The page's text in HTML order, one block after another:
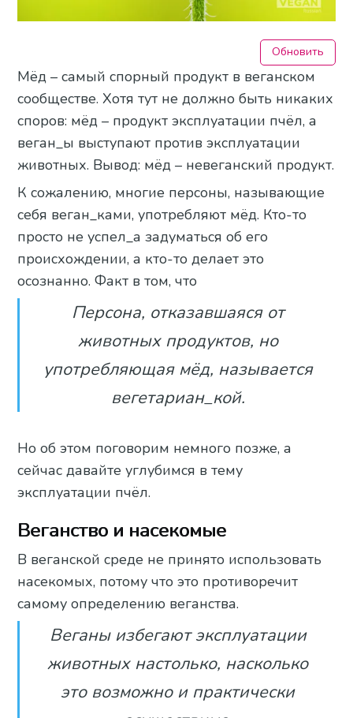
Обновить
Мёд – самый спорный продукт в веганском
сообществе. Хотя тут не должно быть никаких
споров: мёд – продукт эксплуатации пчёл, а
веган_ы выступают против эксплуатации
животных. Вывод: мёд – невеганский продукт.
К сожалению, многие персоны, называющие
себя веган_ками, употребляют мёд. Кто-то
просто не успел_а задуматься об его
происхождении, а кто-то делает это
осознанно. Факт в том, что
Персона, отказавшаяся от
животных продуктов, но
употребляющая мёд, называется
вегетариан_кой.
Но об этом поговорим немного позже, а
сейчас давайте углубимся в тему
эксплуатации пчёл.
Веганство и насекомые
В веганской среде не принято использовать
насекомых, потому что это противоречит
самому определению веганства.
Веганы избегают эксплуатации
животных настолько, насколько
это возможно и практически